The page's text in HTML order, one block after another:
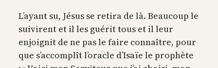
L’ayant su, Jésus se retira de là. Beaucoup le
suivirent et il les guérit tous et il leur
enjoignit de ne pas le faire connaître, pour
que s’accomplît l’oracle d’Isaïe le prophète